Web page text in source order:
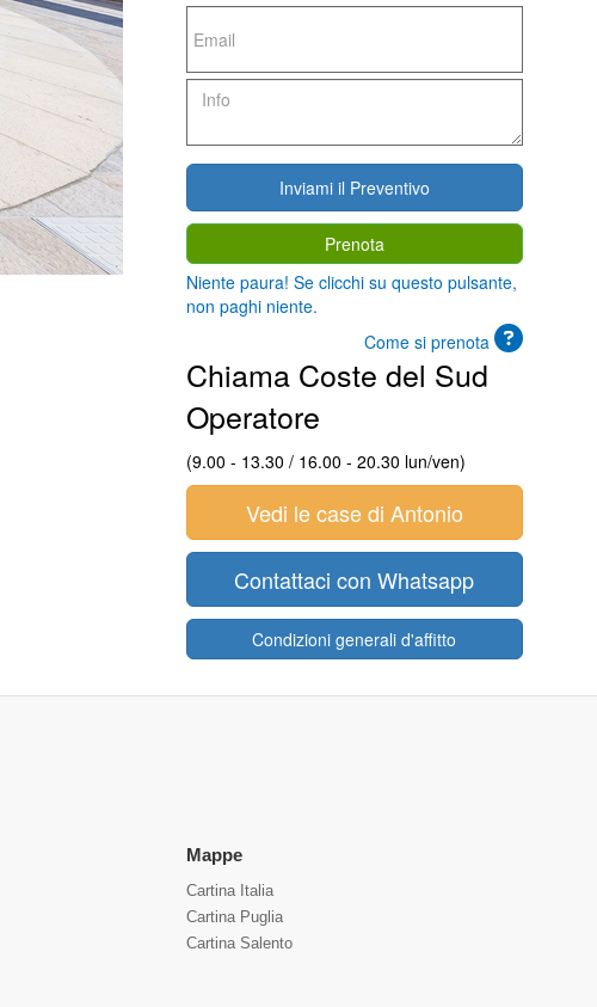
Prenota
Niente paura! Se clicchi su questo pulsante,
non paghi niente.
Come si prenota
Chiama Coste del Sud
Operatore
(9.00 - 13.30 / 16.00 - 20.30 lun/ven)
Vedi le case di Antonio
Contattaci con Whatsapp
Condizioni generali d'affitto
Mappe
Cartina Italia
Cartina Puglia
Cartina Salento